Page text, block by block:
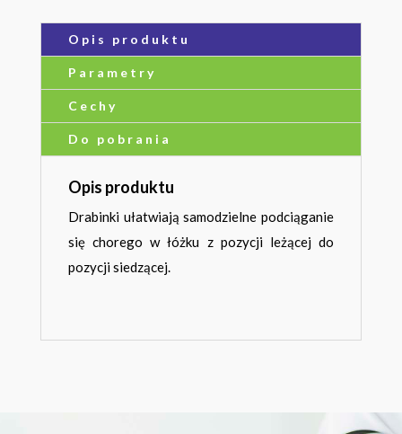
Opis produktu
Parametry
Cechy
Do pobrania
Opis produktu
Drabinki ułatwiają samodzielne podciąganie
się chorego w łóżku z pozycji leżącej do
pozycji siedzącej.